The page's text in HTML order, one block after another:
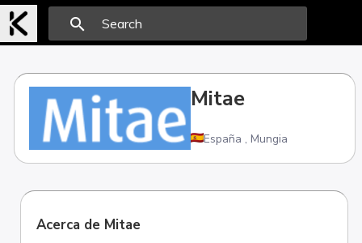
search
Mitae
España , Mungia
Acerca de Mitae